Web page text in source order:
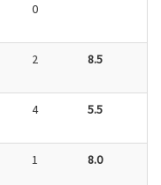
0
2 8.5
4 5.5
1 8.0